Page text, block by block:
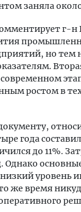
заняла
г-
но тем
ростом в
года
до 11%.
Однако
уровень
же время